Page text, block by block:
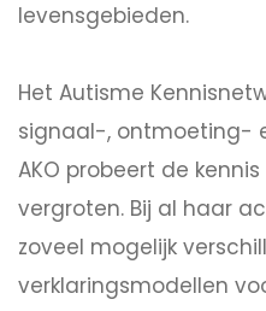
levensgebieden.
Het Autisme
signaal-, ontmoeting-
AKO probeert de
vergroten. Bij al haar
zoveel mogelijk
verklaringsmodellen